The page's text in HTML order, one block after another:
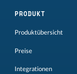
PRODUKT
Produktübersicht
Preise
Integrationen